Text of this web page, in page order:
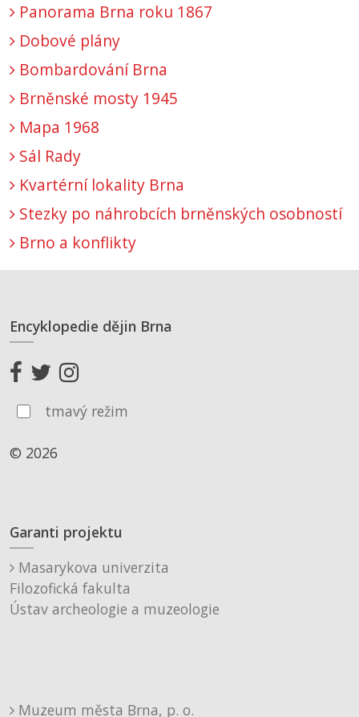
Panorama Brna roku 1867
Dobové plány
Bombardování Brna
Brněnské mosty 1945
Mapa 1968
Sál Rady
Kvartérní lokality Brna
Stezky po náhrobcích brněnských osobností
Brno a konflikty
Encyklopedie dějin Brna
tmavý režim
© 2026
Garanti projektu
Masarykova univerzita
Filozofická fakulta
Ústav archeologie a muzeologie
Muzeum města Brna, p. o.